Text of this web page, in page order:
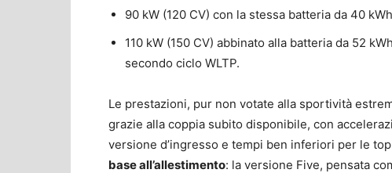
90 kW (120 CV) con la stessa batteria da 40
110 kW (150 CV) abbinato alla batteria da 52
secondo ciclo WLTP.
Le prestazioni, pur non votate alla sportività
grazie alla coppia subito disponibile, con
versione d’ingresso e tempi ben inferiori per le
base all’allestimento: la versione Five, pensata